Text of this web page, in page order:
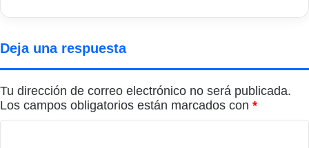
Deja una respuesta
Tu dirección de correo electrónico no será publicada.
Los campos obligatorios están marcados con *